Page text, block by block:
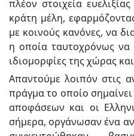
πλέον στοιχεία
κράτη μέλη,
με κοινούς κανόνες, να
η οποία ταυτοχρόνως να
ιδιομορφίες της χώρας
Απαντούμε λοιπόν στις
πράγμα το οποίο
αποφάσεων και οι
σήμερα, οργάνωσαν ένα